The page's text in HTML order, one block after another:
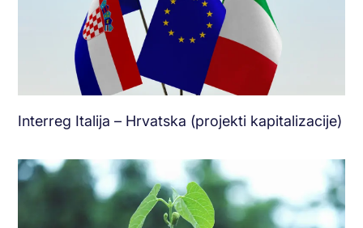
Interreg Italija – Hrvatska (projekti kapitalizacije)